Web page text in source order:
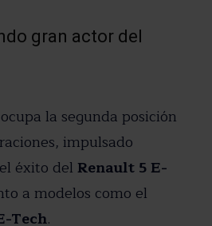
gran actor del
ocupa la segunda posición
impulsado
éxito del Renault 5 E-
a modelos como el
Tech.